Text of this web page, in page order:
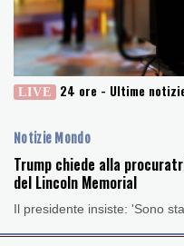
Usa, 'ci aspettiamo un
navale'
LIVE 24 ore - Ultime
Notizie Mondo
Trump chiede alla
del Lincoln Memorial
Il presidente insiste: 'Sono